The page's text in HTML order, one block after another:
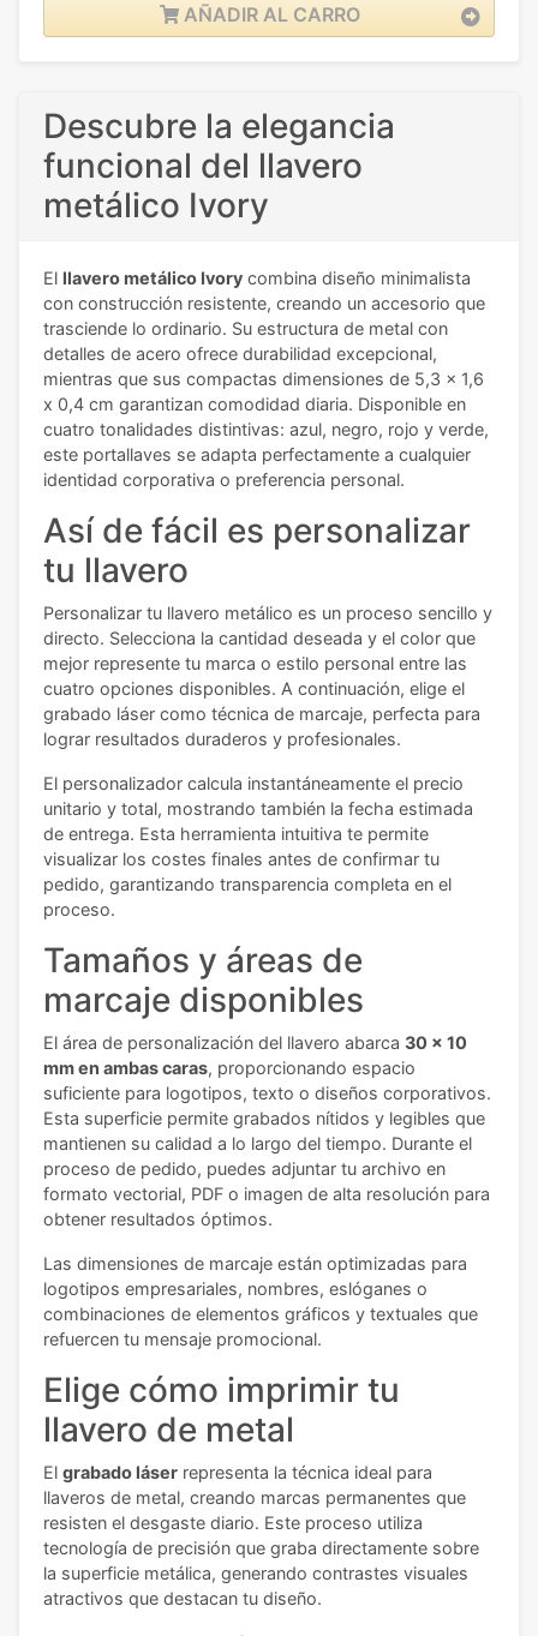
AÑADIR AL CARRO
Descubre la elegancia
funcional del llavero
metálico Ivory
El llavero metálico Ivory combina diseño minimalista
con construcción resistente, creando un accesorio que
trasciende lo ordinario. Su estructura de metal con
detalles de acero ofrece durabilidad excepcional,
mientras que sus compactas dimensiones de 5,3 x 1,6
x 0,4 cm garantizan comodidad diaria. Disponible en
cuatro tonalidades distintivas: azul, negro, rojo y verde,
este portallaves se adapta perfectamente a cualquier
identidad corporativa o preferencia personal.
Así de fácil es personalizar
tu llavero
Personalizar tu llavero metálico es un proceso sencillo y
directo. Selecciona la cantidad deseada y el color que
mejor represente tu marca o estilo personal entre las
cuatro opciones disponibles. A continuación, elige el
grabado láser como técnica de marcaje, perfecta para
lograr resultados duraderos y profesionales.
El personalizador calcula instantáneamente el precio
unitario y total, mostrando también la fecha estimada
de entrega. Esta herramienta intuitiva te permite
visualizar los costes finales antes de confirmar tu
pedido, garantizando transparencia completa en el
proceso.
Tamaños y áreas de
marcaje disponibles
El área de personalización del llavero abarca 30 x 10
mm en ambas caras, proporcionando espacio
suficiente para logotipos, texto o diseños corporativos.
Esta superficie permite grabados nítidos y legibles que
mantienen su calidad a lo largo del tiempo. Durante el
proceso de pedido, puedes adjuntar tu archivo en
formato vectorial, PDF o imagen de alta resolución para
obtener resultados óptimos.
Las dimensiones de marcaje están optimizadas para
logotipos empresariales, nombres, eslóganes o
combinaciones de elementos gráficos y textuales que
refuercen tu mensaje promocional.
Elige cómo imprimir tu
llavero de metal
El grabado láser representa la técnica ideal para
llaveros de metal, creando marcas permanentes que
resisten el desgaste diario. Este proceso utiliza
tecnología de precisión que graba directamente sobre
la superficie metálica, generando contrastes visuales
atractivos que destacan tu diseño.